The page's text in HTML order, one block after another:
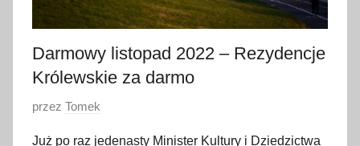
2
2
2
Darmowy listopad 2022 – Rezydencje
Królewskie za darmo
O
przez Tomek
Już po raz jedenasty Minister Kultury i Dziedzictwa